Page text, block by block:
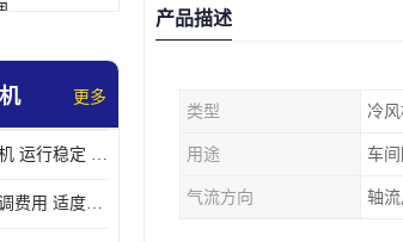
更多
东山县高负压风机 运行稳定 耐高温 防腐蚀
宁德工业省电空调费用 适度较高 节省占用空间
产品描述
类型 冷
用途 车
气流方向 轴